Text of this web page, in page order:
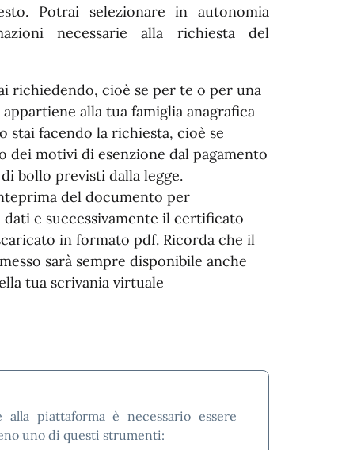
Potrai selezionare in autonomia
necessarie alla richiesta del
richiedendo, cioè se per te o per una
alla tua famiglia anagrafica
stai facendo la richiesta, cioè se
dei motivi di esenzione dal pagamento
di bollo previsti dalla legge.
del documento per
e successivamente il certificato
in formato pdf. Ricorda che il
sarà sempre disponibile anche
tua scrivania virtuale
alla piattaforma è necessario essere
uno di questi strumenti: